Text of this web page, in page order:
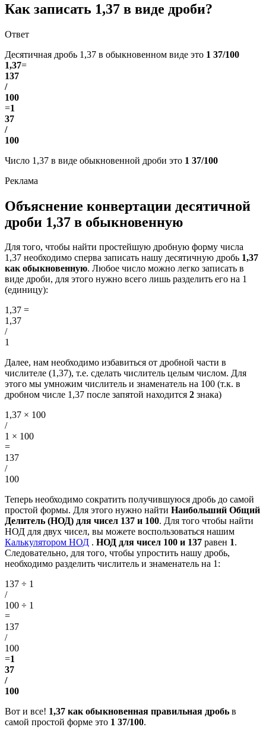
Как записать 1,37 в виде дроби?
Ответ
Десятичная дробь 1,37 в обыкновенном виде это 1 37/100
1,37=
137
/
100
=1
37
/
100
Число 1,37 в виде обыкновенной дроби это 1 37/100
Объяснение конвертации десятичной
дроби 1,37 в обыкновенную
Для того, чтобы найти простейшую дробную форму числа
1,37 необходимо сперва записать нашу десятичную дробь 1,37
как обыкновенную. Любое число можно легко записать в
виде дроби, для этого нужно всего лишь разделить его на 1
(единицу):
1,37 =
1,37
/
1
Далее, нам необходимо избавиться от дробной части в
числителе (1,37), т.е. сделать числитель целым числом. Для
этого мы умножим числитель и знаменатель на 100 (т.к. в
дробном числе 1,37 после запятой находится 2 знака)
1,37 × 100
/
1 × 100
=
137
/
100
Теперь необходимо сократить получившуюся дробь до самой
простой формы. Для этого нужно найти Наибольший Общий
Делитель (НОД) для чисел 137 и 100. Для того чтобы найти
НОД для двух чисел, вы можете воспользоваться нашим
Калькулятором НОД . НОД для чисел 100 и 137 равен 1.
Следовательно, для того, чтобы упростить нашу дробь,
необходимо разделить числитель и знаменатель на 1:
137 ÷ 1
/
100 ÷ 1
=
137
/
100
=1
37
/
100
Вот и все! 1,37 как обыкновенная правильная дробь в
самой простой форме это 1 37/100.